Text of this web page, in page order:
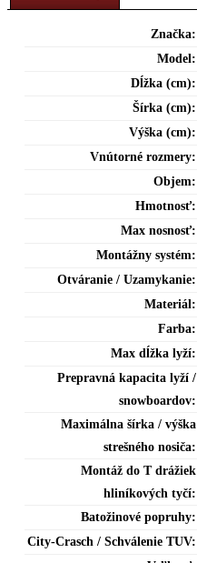
Značka:
Model:
Dĺžka (cm):
Šírka (cm):
Výška (cm):
Vnútorné rozmery:
Objem:
Hmotnosť:
Max nosnosť:
Montážny systém:
Otváranie / Uzamykanie:
Materiál:
Farba:
Max dĺžka lyží:
Prepravná kapacita lyží /
snowboardov:
Maximálna šírka / výška
strešného nosiča:
Montáž do T drážiek
hliníkových tyčí:
Batožinové popruhy:
City-Crasch / Schválenie TUV: